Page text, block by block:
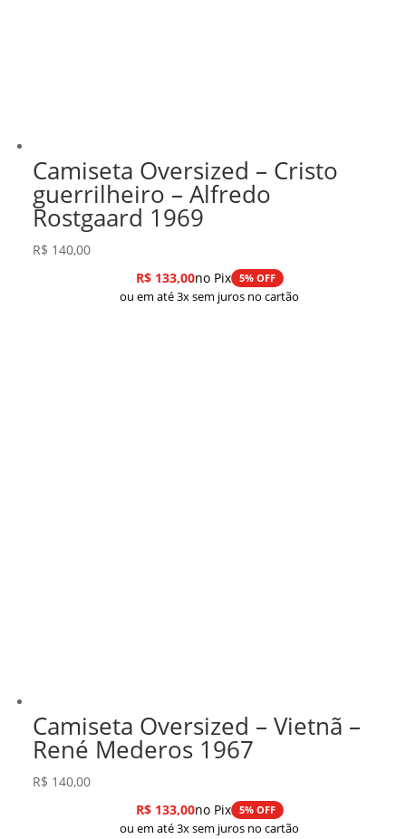
Camiseta Oversized – Cristo
guerrilheiro – Alfredo
Rostgaard 1969
R$ 140,00
R$133,00no Pix 5% OFF
ou em até 3x sem juros no cartão
Camiseta Oversized – Vietnã –
René Mederos 1967
R$ 140,00
R$133,00no Pix 5% OFF
ou em até 3x sem juros no cartão